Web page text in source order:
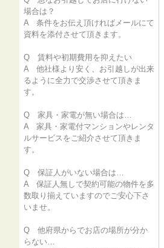
場合は？
A 条件をお伝え頂ければメールにて
資料を添付させて頂きます。
Q 賃料や初期費用を抑えたい
A 他社様より安く、お引越しが出来
るように全力で交渉させて頂きま
す。
Q 家具・家電が無い場合は…
A 家具・家電付マンションやレンタ
ルサービスをご紹介させて頂きま
す。
Q 保証人がいない場合は…
A 保証人無しで契約可能の物件を多
数取り揃えていますのでご安心下さ
いませ。
Q 他府県からでお店の場所が分か
らない…